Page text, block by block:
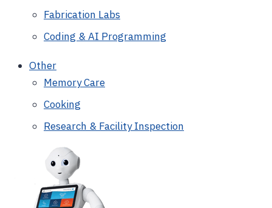
Fabrication Labs
Coding & AI Programming
Other
Memory Care
Cooking
Research & Facility Inspection